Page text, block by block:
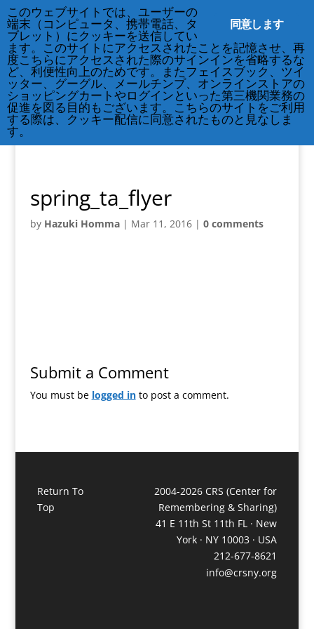
212-677-8621
spring_ta_flyer
by Hazuki Homma| Mar 11, 2016| 0 comments
Submit a Comment
You must be logged into post a comment.
Return To
Top
2004-2026 CRS (Center for
Remembering & Sharing)
41 E 11th St 11th FL · New
York · NY 10003 · USA
212-677-8621
info@crsny.org
同意します
このウェブサイトでは、ユーザーの
端末（コンピュータ、携帯電話、タ
ブレット）にクッキーを送信してい
ます。このサイトにアクセスされたことを記憶させ、再
度こちらにアクセスされた際のサインインを省略するな
ど、利便性向上のためです。またフェイスブック、ツイ
ッター、グーグル、メールチンプ、オンラインストアの
ショッピングカートやログインといった第三機関業務の
促進を図る目的もございます。こちらのサイトをご利用
する際は、クッキー配信に同意されたものと見なしま
す。